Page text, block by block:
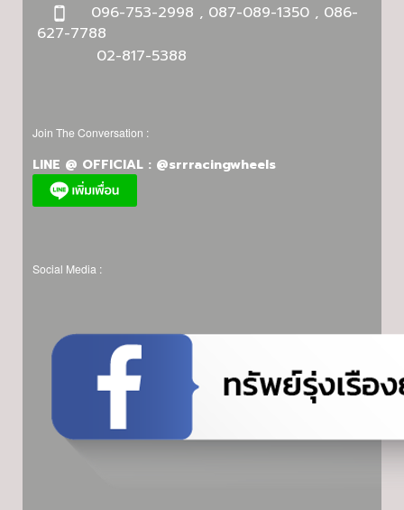
096-753-2998 , 087-089-1350 , 086-
627-7788
02-817-5388
Join The Conversation :
LINE @ OFFICIAL : @srrracingwheels
Social Media :